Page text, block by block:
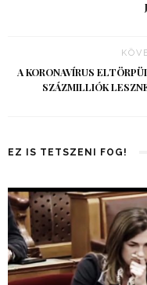
A KORONAVÍRUS
SZÁZMILLIÓK
EZ IS TETSZENI FOG!